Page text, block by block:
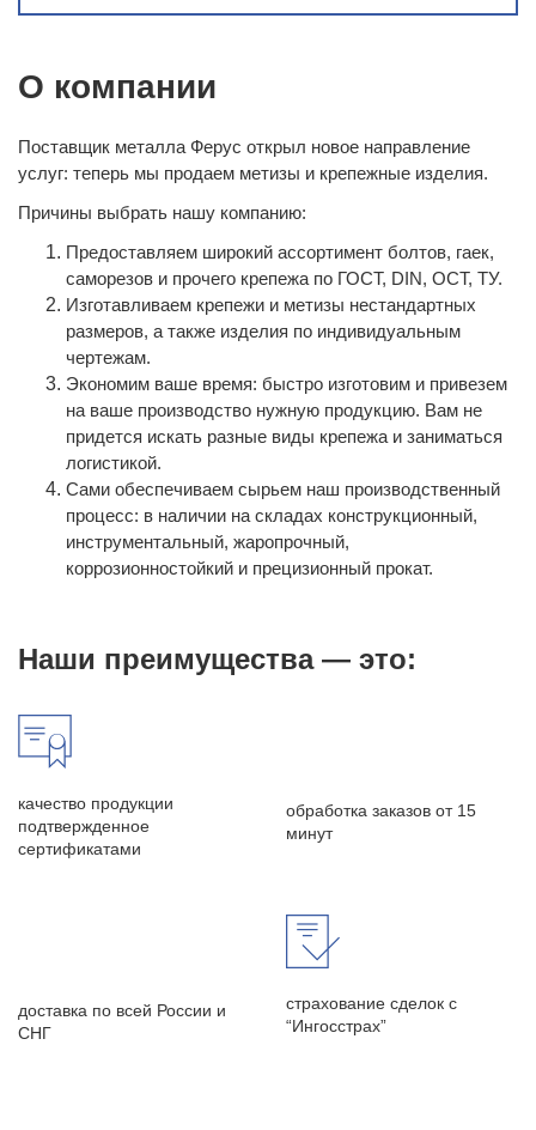
О компании
Поставщик металла Ферус открыл новое направление
услуг: теперь мы продаем метизы и крепежные изделия.
Причины выбрать нашу компанию:
Предоставляем широкий ассортимент болтов, гаек,
саморезов и прочего крепежа по ГОСТ, DIN, ОСТ, ТУ.
Изготавливаем крепежи и метизы нестандартных
размеров, а также изделия по индивидуальным
чертежам.
Экономим ваше время: быстро изготовим и привезем
на ваше производство нужную продукцию. Вам не
придется искать разные виды крепежа и заниматься
логистикой.
Сами обеспечиваем сырьем наш производственный
процесс: в наличии на складах конструкционный,
инструментальный, жаропрочный,
коррозионностойкий и прецизионный прокат.
Наши преимущества — это:
качество продукции
подтвержденное
сертификатами
обработка заказов от 15
минут
доставка по всей России и
СНГ
страхование сделок с
“Ингосстрах”